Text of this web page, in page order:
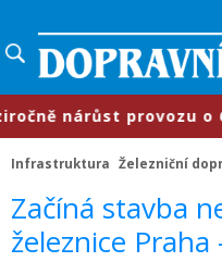
nárůst provozu o 6,3
Infrastruktura Železniční
​Začíná stavba
železnice